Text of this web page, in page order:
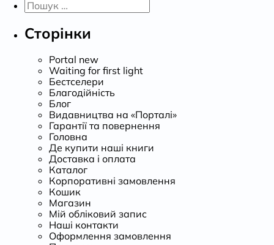
Пошук:
Сторінки
Portal new
Waiting for first light
Бестселери
Благодійність
Блог
Видавництва на «Порталі»
Гарантії та повернення
Головна
Де купити наші книги
Доставка і оплата
Каталог
Корпоративні замовлення
Кошик
Магазин
Мій обліковий запис
Наші контакти
Оформлення замовлення